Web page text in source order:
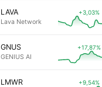
LAVA
Lava Network
+3,03%
GNUS
GENIUS AI
+17,87%
LMWR +9,54%